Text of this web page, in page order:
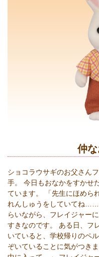
仲
ショコラウサギのお父さん
手。 今日もおなかをすかせ
ています。 「先生にほめら
れんしゅうをしていてね……
らいながら、フレイジャー
すきなのです。 ある日、フ
いていると、学校帰りのペ
ぞいていることに気がつき